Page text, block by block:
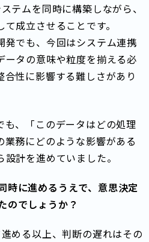
テムを同時に構築しながら、
成立させることです。
発でも、今回はシステム連携
ータの意味や粒度を揃える必
性に影響する難しさがあり
、「このデータはどの処理
務にどのような影響がある
計を進めていました。
時に進めるうえで、意思決定
のでしょうか？
める以上、判断の遅れはその